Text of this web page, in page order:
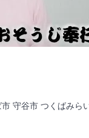
守谷市 つくばみら